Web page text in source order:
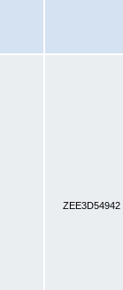
ZEE3D54942